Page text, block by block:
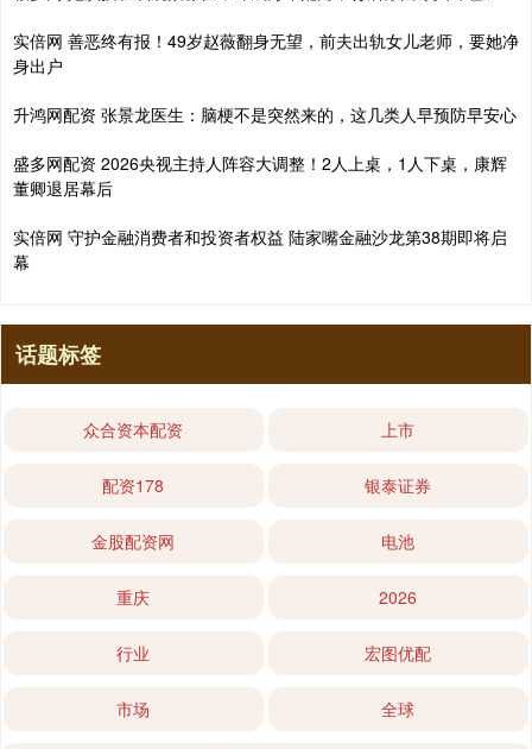
实倍网 善恶终有报！49岁赵薇翻身无望，前夫出轨女儿老师，要她净
身出户
升鸿网配资 张景龙医生：脑梗不是突然来的，这几类人早预防早安心
盛多网配资 2026央视主持人阵容大调整！2人上桌，1人下桌，康辉
董卿退居幕后
实倍网 守护金融消费者和投资者权益 陆家嘴金融沙龙第38期即将启
幕
话题标签
众合资本配资 上市
配资178 银泰证券
金股配资网 电池
重庆 2026
行业 宏图优配
市场 全球